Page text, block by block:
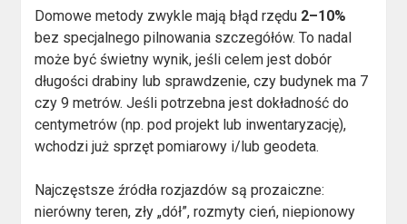
Domowe metody zwykle mają błąd rzędu 2–10%
bez specjalnego pilnowania szczegółów. To nadal
może być świetny wynik, jeśli celem jest dobór
długości drabiny lub sprawdzenie, czy budynek ma 7
czy 9 metrów. Jeśli potrzebna jest dokładność do
centymetrów (np. pod projekt lub inwentaryzację),
wchodzi już sprzęt pomiarowy i/lub geodeta.
Najczęstsze źródła rozjazdów są prozaiczne:
nierówny teren, zły „dół”, rozmyty cień, niepionowy